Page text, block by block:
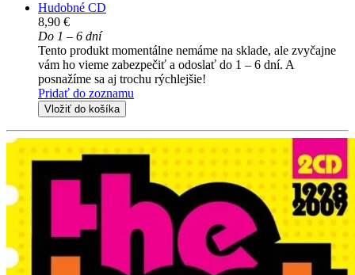
Hudobné CD
8,90 €
Do 1 – 6 dní
Tento produkt momentálne nemáme na sklade, ale zvyčajne
vám ho vieme zabezpečiť a odoslať do 1 – 6 dní. A
posnažíme sa aj trochu rýchlejšie!
Pridať do zoznamu
Vložiť do košíka